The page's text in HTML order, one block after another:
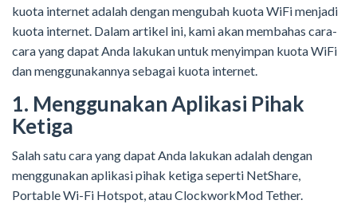
kuota internet adalah dengan mengubah kuota WiFi menjadi
kuota internet. Dalam artikel ini, kami akan membahas cara-
cara yang dapat Anda lakukan untuk menyimpan kuota WiFi
dan menggunakannya sebagai kuota internet.
1. Menggunakan Aplikasi Pihak
Ketiga
Salah satu cara yang dapat Anda lakukan adalah dengan
menggunakan aplikasi pihak ketiga seperti NetShare,
Portable Wi-Fi Hotspot, atau ClockworkMod Tether.